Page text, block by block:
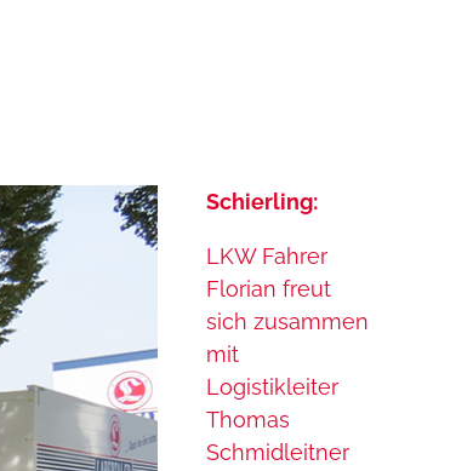
Schierling:
LKW Fahrer
Florian freut
sich zusammen
mit
Logistikleiter
Thomas
Schmidleitner